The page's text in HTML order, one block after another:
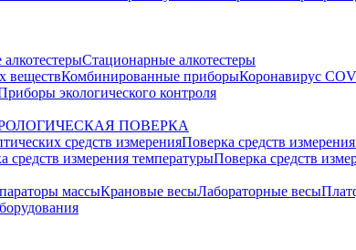
Стационарные алкотестеры
веществКомбинированные приборыКоронавирус
экологического контроля
ПОВЕРКА
средств измеренияПоверка средств
средств измерения температурыПоверка средств
массыКрановые весыЛабораторные весы